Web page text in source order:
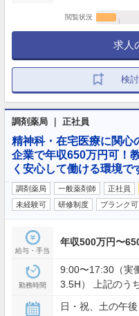
閲覧状況
求人
検
調剤薬局 ｜ 正社員
精神科・在宅医療に関
企業で年収650万円可！
く安心して働ける環境で
調剤薬局 一般薬剤師 正社員
未経験可
研修制度 ブランク可
給与・手当
年収500万円〜
勤務時間
9:00〜17:30（実
3.5H） 上記のう
日・祝、土の午